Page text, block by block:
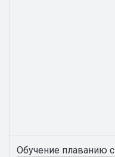
Обучение плаванию с